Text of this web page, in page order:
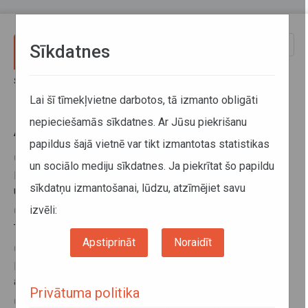
Sākums
Aktuālā informācija
07. augusts 2024, 11:08
Par transportlīdzekļu obligāto dezinfekciju uz Bulgārijas
un Turcijas robežas
06. augusts 2024, 15:24
Tīrās vides zona Varšavā
02. jūlijs 2024, 11:15
autopārvadājumiem
02. jūlijs 2024, 11:13
Sīkdatnes
Lai šī tīmekļvietne darbotos, tā izmanto obligāti
nepieciešamās sīkdatnes. Ar Jūsu piekrišanu
papildus šajā vietnē var tikt izmantotas statistikas
un sociālo mediju sīkdatnes. Ja piekrītat šo papildu
sīkdatņu izmantošanai, lūdzu, atzīmējiet savu
izvēli:
Apstiprināt Noraidīt
Privātuma politika